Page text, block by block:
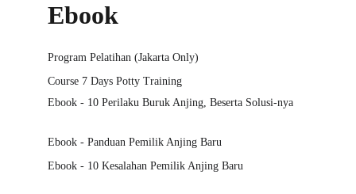
Ebook
Course 7 Days Potty Training
Ebook - 10 Kesalahan Pemilik Anjing Baru
Ebook - 10 Perilaku Buruk Anjing, Beserta Solusi-nya
Ebook - Panduan Pemilik Anjing Baru
Program Pelatihan (Jakarta Only)